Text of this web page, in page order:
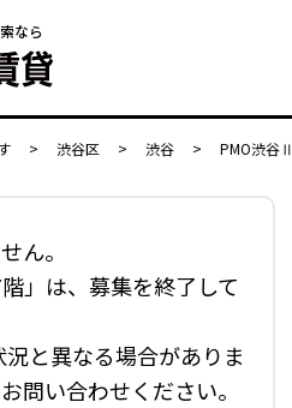
なら
> 渋谷区 > 渋谷 > PMO渋谷Ⅱ
ん。
」は、募集を終了して
と異なる場合がありま
問い合わせください。